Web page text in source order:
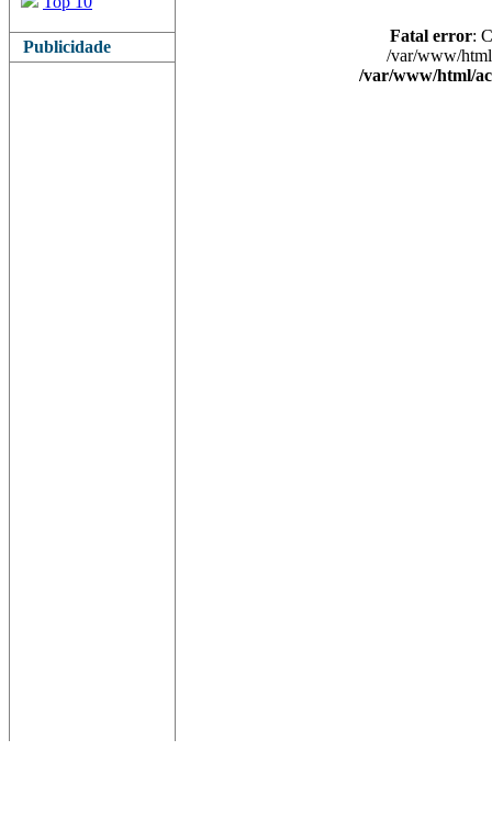
Publicidade
Fatal error:
/var/www/
/var/www/html/